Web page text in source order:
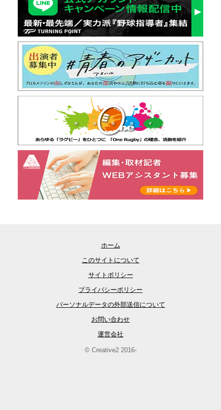
ホーム
このサイトについて
サイトポリシー
プライバシーポリシー
パーソナルデータの外部送信について
お問い合わせ
運営会社
© Creative2 2016-